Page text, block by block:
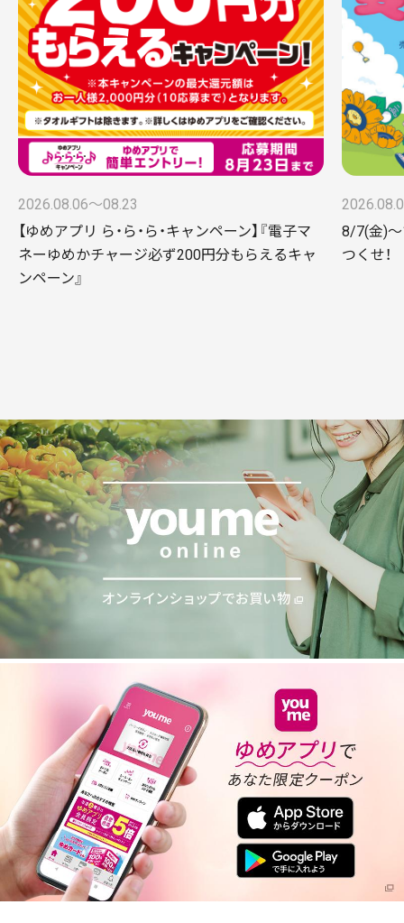
2026.08.06〜08.23
【ゆめアプリ ら・ら・ら・キャンペーン】『電子マ
ネーゆめかチャージ必ず200円分もらえるキャ
ンペーン』
8/7(金)
つくせ！